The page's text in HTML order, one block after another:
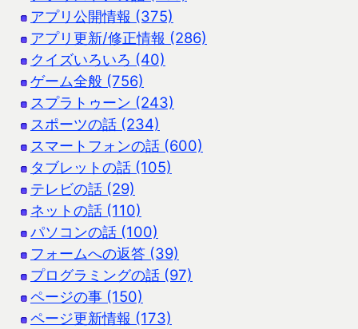
アプリ公開情報 (375)
アプリ更新/修正情報 (286)
クイズいろいろ (40)
ゲーム全般 (756)
スプラトゥーン (243)
スポーツの話 (234)
スマートフォンの話 (600)
タブレットの話 (105)
テレビの話 (29)
ネットの話 (110)
パソコンの話 (100)
フォームへの返答 (39)
プログラミングの話 (97)
ページの事 (150)
ページ更新情報 (173)